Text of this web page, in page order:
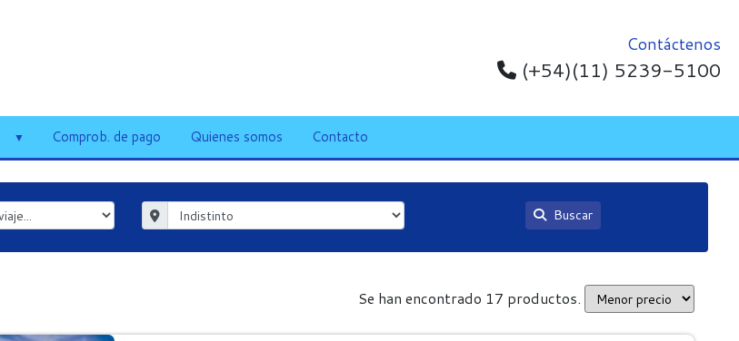
Contáctenos
(+54)(11) 5239-5100
Comprob. de pago Quienes somos Contacto
Buscar
Se han encontrado 17 productos.